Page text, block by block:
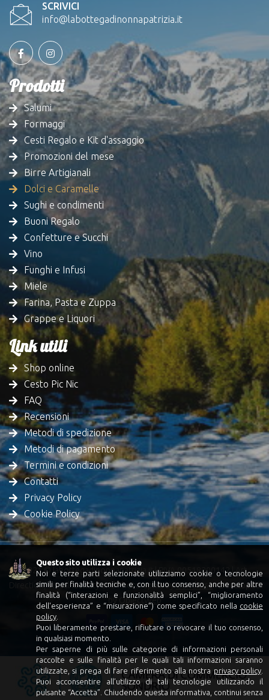
SCRIVICI
info@labottegadinonnapatrizia.it
Prodotti
Salumi
Formaggi
Cesti Regalo e Kit d'assaggio
Promozioni del mese
Birre Artigianali
Dolci e Caramelle
Sughi e condimenti
Buoni Regalo
Confetture e Succhi
Vino
Funghi e Infusi
Miele
Farina, Pasta e Zuppa
Grappe e Liquori
Link utili
Shop online
Cesto Pic Nic
FAQ
Recensioni
Metodi di spedizione
Metodi di pagamento
Termini e condizioni
Contatti
Privacy Policy
Cookie Policy
2021 © labottegadinonnapatrizia.it | PIVA 00518200142 | Art
Direction, Visual Identity and Photoraphic byCondivisa- Developed
by ObjectWeb
Questo sito utilizza i cookie
Noi e terze parti selezionate utilizziamo cookie o tecnologie
simili per finalità tecniche e, con il tuo consenso, anche per altre
finalità (“interazioni e funzionalità semplici”, “miglioramento
dell'esperienza” e “misurazione”) come specificato nella cookie
policy
Puoi liberamente prestare, rifiutare o revocare il tuo consenso,
in qualsiasi momento.
Per saperne di più sulle categorie di informazioni personali
raccolte e sulle finalità per le quali tali informazioni saranno
utilizzate, si prega di fare riferimento alla nostraprivacy policy
Puoi acconsentire all’utilizzo di tali tecnologie utilizzando il
pulsante “Accetta”. Chiudendo questa informativa, continui senza